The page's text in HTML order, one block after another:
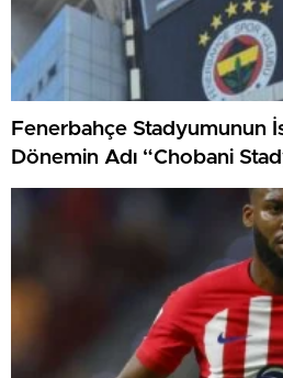
Fenerbahçe Stadyumunun
Dönemin Adı “Chobani